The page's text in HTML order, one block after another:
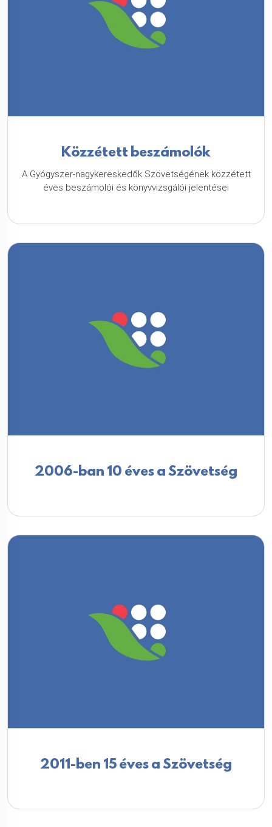
Közzétett beszámolók
A Gyógyszer-nagykereskedők Szövetségének közzétett
éves beszámolói és könyvvizsgálói jelentései
2006-ban 10 éves a Szövetség
2011-ben 15 éves a Szövetség